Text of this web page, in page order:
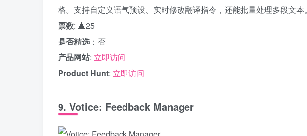
格。支持自定义语气预设、实时修改翻译指令，还能批量处理多段文本。
票数: 🔺25
是否精选：否
产品网站: 立即访问
Product Hunt: 立即访问
9. Votice: Feedback Manager